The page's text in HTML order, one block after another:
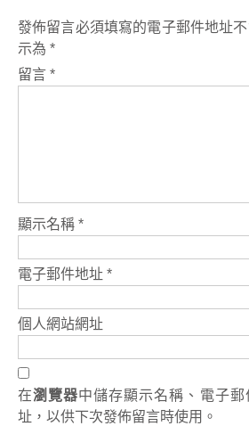
發佈留言必須填寫的電子郵件地址不
示為 *
留言 *
顯示名稱 *
電子郵件地址 *
個人網站網址
在瀏覽器中儲存顯示名稱、電子
址，以供下次發佈留言時使用。